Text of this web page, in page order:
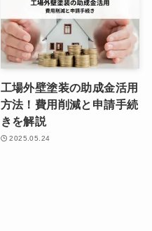
工場外壁塗装の助成金活用
方法！費用削減と申請手続
きを解説
2025.05.24